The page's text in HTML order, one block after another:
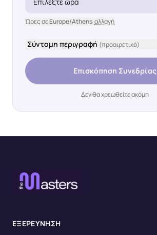
Ώρες σεEurope/Athens αλλαγή
Σύντομη περιγραφή (προαιρετικό)
Επισκόπηση Συνεδρίας
Δεν θα χρεωθείτε ακόμη
ΕΞΕΡΕΥΝΗΣΗ